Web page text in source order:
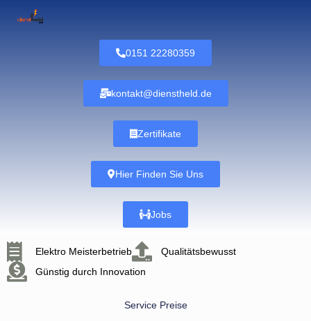
0151 22280359
kontakt@dienstheld.de
Zertifikate
Hier Finden Sie Uns
Jobs
Elektro Meisterbetrieb
Qualitätsbewusst
Günstig durch Innovation
Service Preise